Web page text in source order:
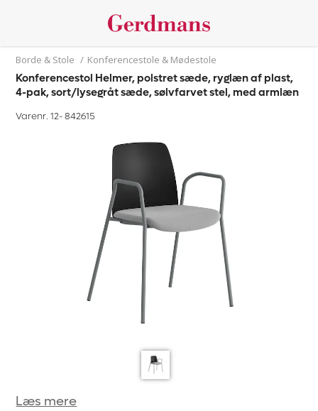
Borde & Stole / Konferencestole & Mødestole
Konferencestol Helmer, polstret sæde, ryglæn af plast,
4-pak, sort/lysegråt sæde, sølvfarvet stel, med armlæn
Varenr. 12-842615
Læs mere